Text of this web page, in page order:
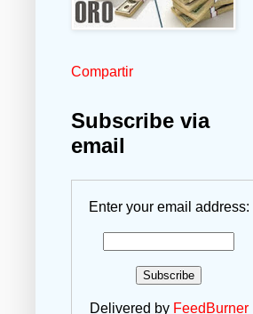
Compartir
Subscribe via
email
Enter your email address:
Delivered by FeedBurner